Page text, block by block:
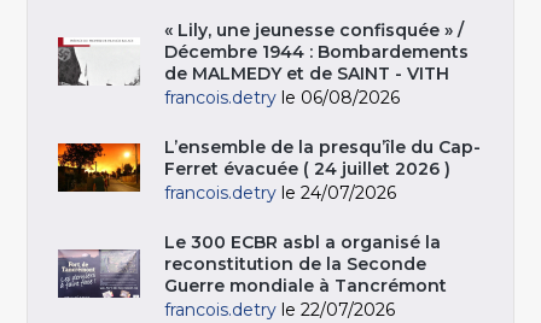
« Lily, une jeunesse confisquée » /
Décembre 1944 : Bombardements
de MALMEDY et de SAINT - VITH
francois.detry le 06/08/2026
L’ensemble de la presqu’île du Cap-
Ferret évacuée ( 24 juillet 2026 )
francois.detry le 24/07/2026
Le 300 ECBR asbl a organisé la
reconstitution de la Seconde
Guerre mondiale à Tancrémont
francois.detry le 22/07/2026